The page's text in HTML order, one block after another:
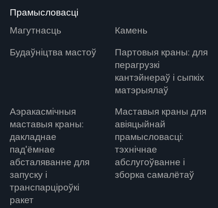
Прамысловасці
Магутнасць
Камень
Будаўніцтва мастоў
Партовыя краны: для
перагрузкі
кантэйнераў і сыпкіх
матэрыялаў
Аэракасмічныя
маставыя краны:
дакладнае
пад'ёмнае
абсталяванне для
запуску і
транспарціроўкі
ракет
Маставыя краны для
авіяцыйнай
прамысловасці:
тэхнічнае
абслугоўванне і
зборка самалётаў